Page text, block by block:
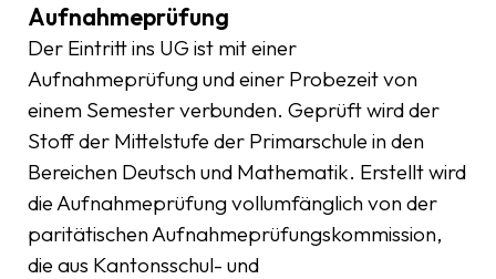
Aufnahmeprüfung
Der Eintritt ins UG ist mit einer
Aufnahmeprüfung und einer Probezeit von
einem Semester verbunden. Geprüft wird der
Stoff der Mittelstufe der Primarschule in den
Bereichen Deutsch und Mathematik. Erstellt wird
die Aufnahmeprüfung vollumfänglich von der
paritätischen Aufnahmeprüfungskommission,
die aus Kantonsschul- und